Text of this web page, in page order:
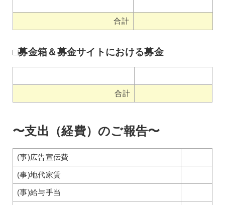
合計
□募金箱＆募金サイトにおける募金
合計
〜支出（経費）のご報告〜
(事)広告宣伝費
(事)地代家賃
(事)給与手当